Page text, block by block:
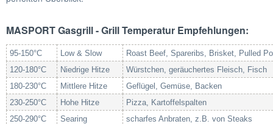
MASPORT Gasgrill-Grill Temperatur Empfehlungen:
95-150°C Low & Slow
Roast Beef, Spareribs, Brisket, Pulled
120-180°C
Niedrige Hitze
Würstchen, geräuchertes Fleisch, Fisch
180-230°C
Mittlere Hitze
Geflügel, Gemüse, Backen
230-250°C
Hohe Hitze
Pizza, Kartoffelspalten
250-290°C
Searing
scharfes Anbraten, z.B. von Steaks